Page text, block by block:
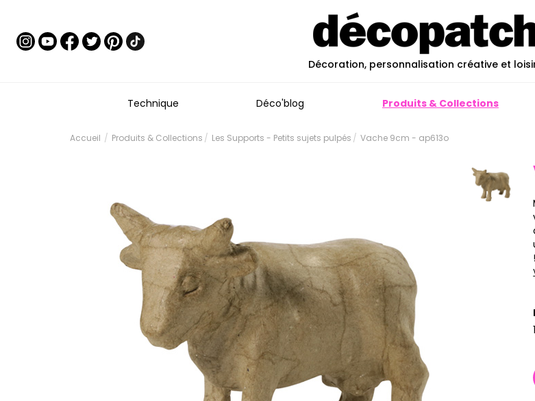
Décoration, personnalisation créative et
Technique Déco'blog Produits & Collections
Accueil Produits & Collections Les Supports - Petits sujets pulpés Vache 9cm - ap613o